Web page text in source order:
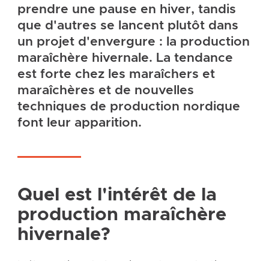
prendre une pause en hiver, tandis
que d'autres se lancent plutôt dans
un projet d'envergure : la production
maraîchère hivernale. La tendance
est forte chez les maraîchers et
maraîchères et de nouvelles
techniques de production nordique
font leur apparition.
Quel est l'intérêt de la
production maraîchère
hivernale?